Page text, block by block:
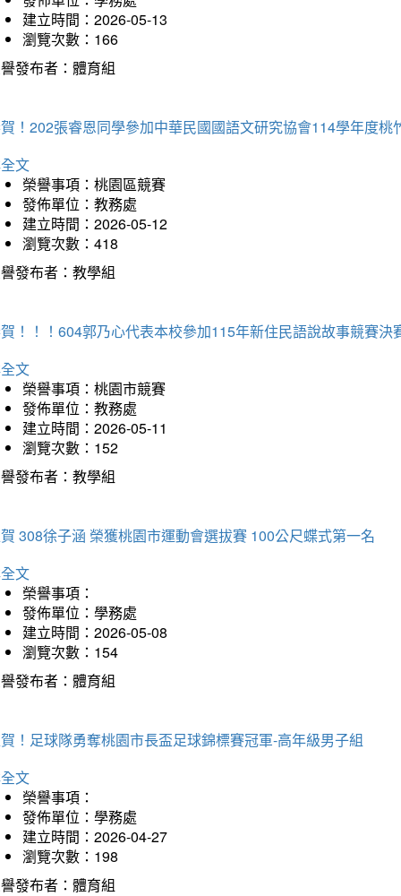
建立時間：2026-05-13
瀏覽次數：166
發布者：體育組
！202張睿恩同學參加中華民國國語文研究協會114學年度
文
榮譽事項：桃園區競賽
發佈單位：教務處
建立時間：2026-05-12
瀏覽次數：418
發布者：教學組
！！！604郭乃心代表本校參加115年新住民語說故事競賽決
文
榮譽事項：桃園市競賽
發佈單位：教務處
建立時間：2026-05-11
瀏覽次數：152
發布者：教學組
308徐子涵 榮獲桃園市運動會選拔賽 100公尺蝶式第一名
文
榮譽事項：
發佈單位：學務處
建立時間：2026-05-08
瀏覽次數：154
發布者：體育組
！足球隊勇奪桃園市長盃足球錦標賽冠軍-高年級男子組
文
榮譽事項：
發佈單位：學務處
建立時間：2026-04-27
瀏覽次數：198
發布者：體育組